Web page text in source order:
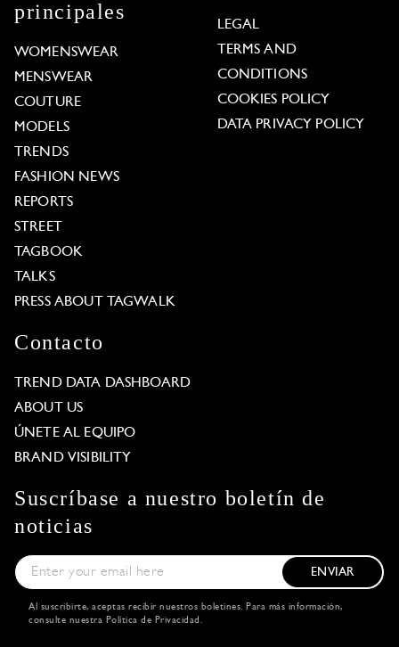
principales
WOMENSWEAR
MENSWEAR
COUTURE
MODELS
TRENDS
FASHION NEWS
REPORTS
STREET
TAGBOOK
TALKS
PRESS ABOUT TAGWALK
LEGAL
TERMS AND
CONDITIONS
COOKIES POLICY
DATA PRIVACY POLICY
Contacto
TREND DATA DASHBOARD
ABOUT US
ÚNETE AL EQUIPO
BRAND VISIBILITY
Suscríbase a nuestro boletín de
noticias
ENVIAR
Al suscribirte, aceptas recibir nuestros boletines. Para más información,
consulte nuestra Política de Privacidad .